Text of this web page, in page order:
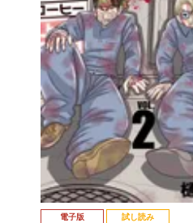
電子版 試し読み